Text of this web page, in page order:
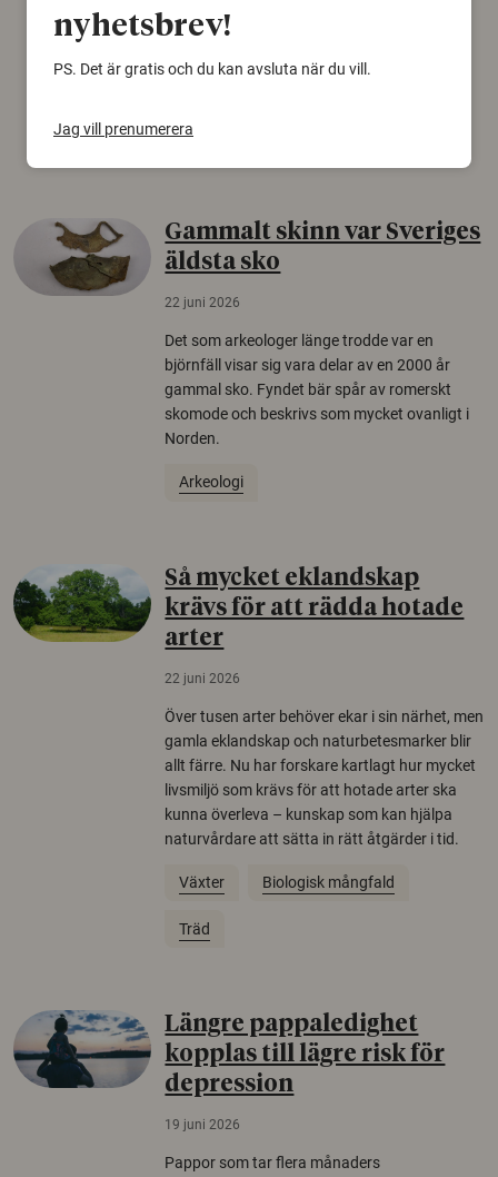
konspirationsteorier är ofta mer mottagliga
från Försvarshögskolan med deltagare i fyra
Säkerhetspolitik
Gammalt skinn var Sveriges
äldsta sko
22 juni 2026
Det som arkeologer länge trodde var en
björnfäll visar sig vara delar av en 2000 år
gammal sko. Fyndet bär spår av romerskt
skomode och beskrivs som mycket ovanligt i
Norden.
Arkeologi
Så mycket eklandskap
krävs för att rädda hotade
arter
22 juni 2026
Över tusen arter behöver ekar i sin närhet, men
gamla eklandskap och naturbetesmarker blir
allt färre. Nu har forskare kartlagt hur mycket
livsmiljö som krävs för att hotade arter ska
kunna överleva – kunskap som kan hjälpa
naturvårdare att sätta in rätt åtgärder i tid.
Växter Biologisk mångfald
Träd
Längre pappaledighet
kopplas till lägre risk för
depression
19 juni 2026
Pappor som tar flera månaders
nyhetsbrev!
PS. Det är gratis och du kan avsluta när du vill.
Jag vill prenumerera